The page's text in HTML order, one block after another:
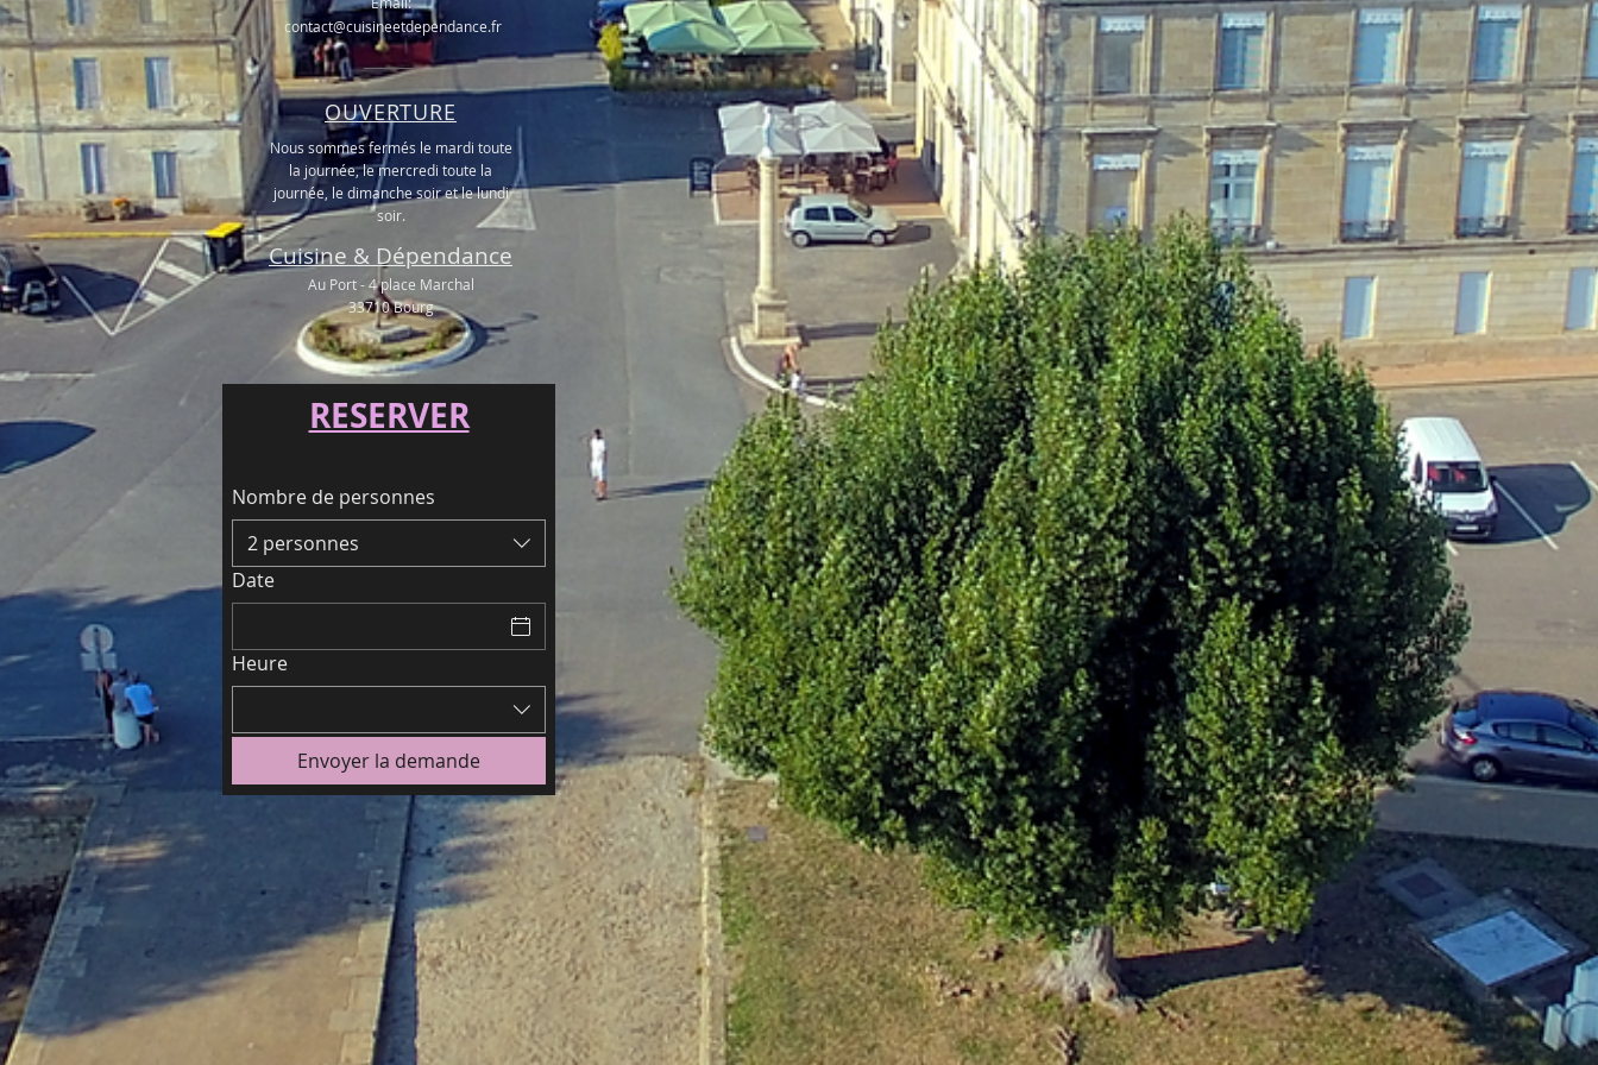
contact@cuisineetdependance.fr
OUVERTURE
Nous sommes fermés le mardi toute
la journée, le mercredi toute la
journée, le dimanche soir et le lundi
soir.
Cuisine & Dépendance
Au Port - 4 place Marchal
33710 Bourg
RESERVER
Nombre de personnes
2 personnes
Date
Heure
Envoyer la demande